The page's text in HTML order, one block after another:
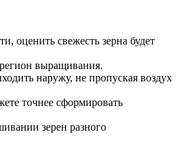
оценить свежесть зерна будет
выращивания.
наружу, не пропуская воздух
точнее сформировать
зерен разного